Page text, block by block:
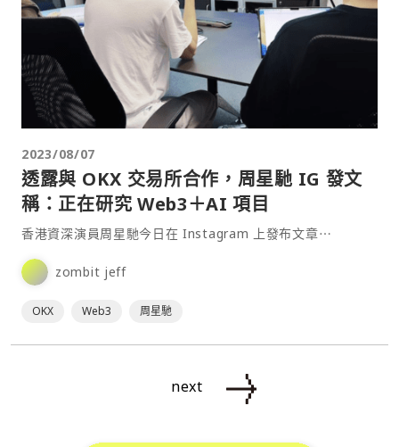
2023/08/07
透露與 OKX 交易所合作，周星馳 IG 發文
稱：正在研究 Web3＋AI 項目
香港資深演員周星馳今日在 Instagram 上發布文章⋯
zombit jeff
OKX Web3 周星馳
next